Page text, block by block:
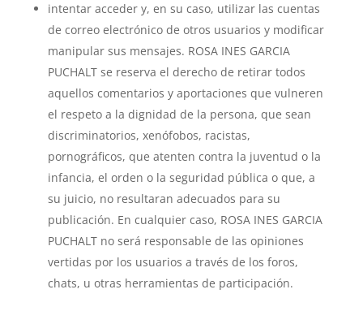
intentar acceder y, en su caso, utilizar las cuentas
de correo electrónico de otros usuarios y modificar
manipular sus mensajes. ROSA INES GARCIA
PUCHALT se reserva el derecho de retirar todos
aquellos comentarios y aportaciones que vulneren
el respeto a la dignidad de la persona, que sean
discriminatorios, xenófobos, racistas,
pornográficos, que atenten contra la juventud o la
infancia, el orden o la seguridad pública o que, a
su juicio, no resultaran adecuados para su
publicación. En cualquier caso, ROSA INES GARCIA
PUCHALT no será responsable de las opiniones
vertidas por los usuarios a través de los foros,
chats, u otras herramientas de participación.